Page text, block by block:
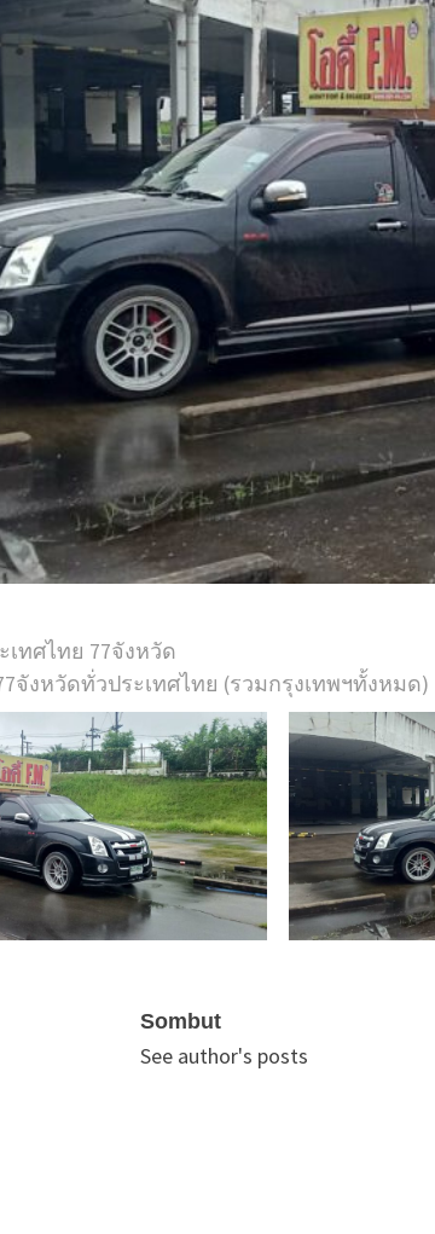
เทศไทย 77จังหวัด
งหวัดทั่วประเทศไทย (รวมกรุงเทพฯทั้งหมด)
Sombut
See author's posts